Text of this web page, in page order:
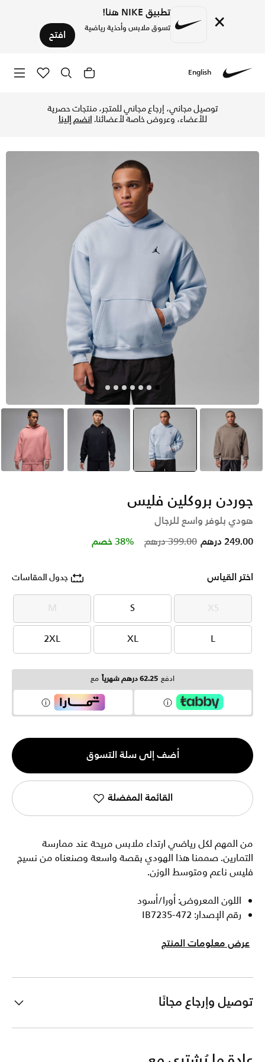
× تطبيق NIKE هنا!
تسوق ملابس وأحذية رياضية افتح
English
توصيل مجاني، إرجاع مجاني للمتجر، منتجات حصرية
للأعضاء، وعروض خاصة لأعضائنا.انضم إلينا
رمادي selected
أزرق أسود وردي
جوردن بروكلين فليس
هودي بلوفر واسع للرجال
Price reduced from
399.00 درهم to 249.00 درهم 38% خصم
اختر القياس جدول المقاسات
XS
XS
S
S
M
M
L
L
XL
XL
2XL
2XL
ادفع 62.25 درهم شهرياً مع
الكمية
1
أضف إلى سلة التسوق
القائمة المفضلة
من المهم لكل رياضي ارتداء ملابس مريحة عند ممارسة
التمارين. صممنا هذا الهودي بقصة واسعة وصنعناه من نسيج
فليس ناعم ومتوسط الوزن.
اللون المعروض: أورا/أسود
رقم الإصدار: IB7235-472
عرض معلومات المنتج
توصيل وإرجاع مجانًا